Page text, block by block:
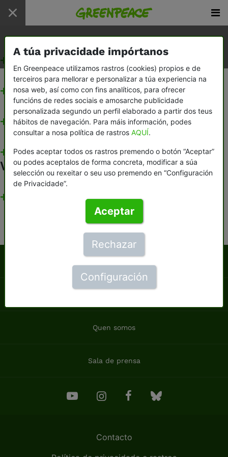
Inicio
+ Verbo de Greenpeace
+ Verbo das nosas campañas
+ Verbo da participación
+
Verbo de ser socio/a de Greenpeace
+ Outras preguntas
Quen somos
Sala de prensa
Contacto
A túa privacidade impórtanos
En Greenpeace utilizamos rastros (cookies) propios e de
terceiros para mellorar e personalizar a túa experiencia na
nosa web, así como con fins analíticos, para ofrecer
funcións de redes sociais e amosarche publicidade
personalizada segundo un perfil elaborado a partir dos teus
hábitos de navegación. Para máis información, podes
consultar a nosa política de rastros AQUÍ.
Podes aceptar todos os rastros premendo o botón “Aceptar”
ou podes aceptalos de forma concreta, modificar a súa
selección ou rexeitar o seu uso premendo en “Configuración
de Privacidade”.
Aceptar
Rechazar
Configuración